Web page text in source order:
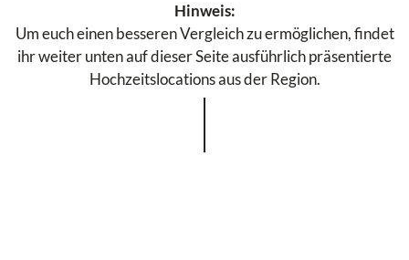
Hinweis:
Um euch einen besseren Vergleich zu ermöglichen, findet
ihr weiter unten auf dieser Seite ausführlich präsentierte
Hochzeitslocations aus der Region.